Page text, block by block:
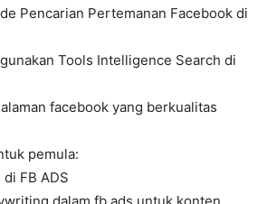
Pencarian Pertemanan Facebook di
Tools Intelligence Search di
facebook yang berkualitas
pemula:
FB ADS